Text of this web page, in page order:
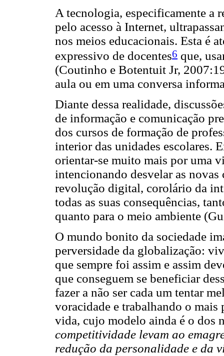
A tecnologia, especificamente a
pelo acesso à Internet,
nos meios educacionais. Esta é
expressivo de docentes6 que,
(Coutinho e Botentuit Jr,
aula ou em uma conversa
Diante dessa realidade,
de informação e comunicação
dos cursos de formação de
interior das unidades escolares.
orientar-se muito mais por uma
intencionando desvelar as
revolução digital, corolário da
todas as suas consequências,
quanto para o meio ambiente
O mundo bonito da sociedade
perversidade da globalização:
que sempre foi assim e assim
que conseguem se beneficiar
fazer a não ser cada um tentar
voracidade e trabalhando o
vida, cujo modelo ainda é o dos
competitividade levam ao
redução da personalidade e da